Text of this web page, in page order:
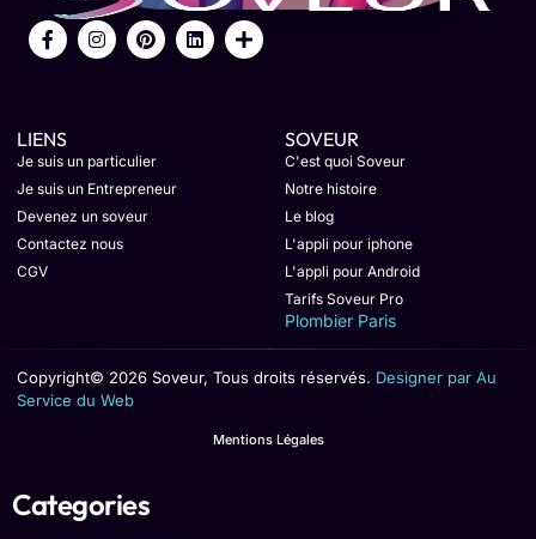
LIENS
Je suis un particulier
Je suis un Entrepreneur
Devenez un soveur
Contactez nous
CGV
SOVEUR
C'est quoi Soveur
Notre histoire
Le blog
L'appli pour iphone
L'appli pour Android
Tarifs Soveur Pro
Plombier Paris
Copyright© 2026 Soveur, Tous droits réservés. Designer par Au
Service du Web
Mentions Légales
Categories